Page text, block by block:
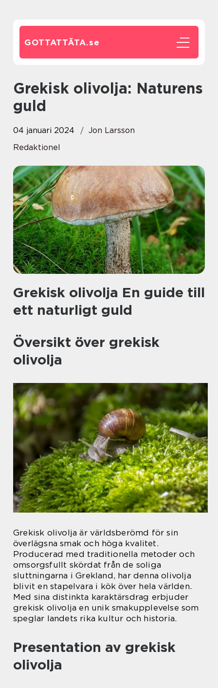
GOTTATTÄTA.se
Grekisk olivolja: Naturens
guld
04 januari 2024
Jon Larsson
Redaktionel
Grekisk olivolja En guide till
ett naturligt guld
Översikt över grekisk
olivolja
Grekisk olivolja är världsberömd för sin
överlägsna smak och höga kvalitet.
Producerad med traditionella metoder och
omsorgsfullt skördat från de soliga
sluttningarna i Grekland, har denna olivolja
blivit en stapelvara i kök över hela världen.
Med sina distinkta karaktärsdrag erbjuder
grekisk olivolja en unik smakupplevelse som
speglar landets rika kultur och historia.
Presentation av grekisk
olivolja